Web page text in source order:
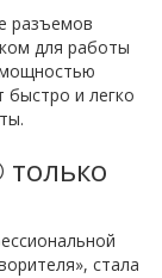
разъемов
для работы
быстро и легко
стала